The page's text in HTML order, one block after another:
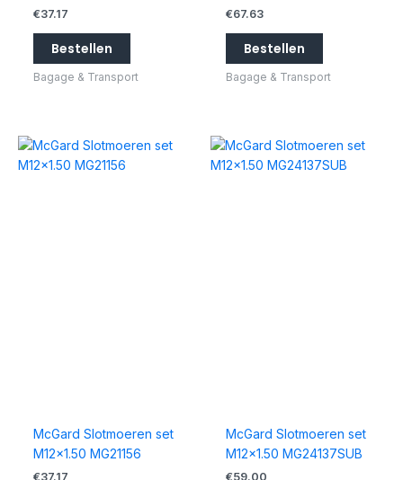
€37.17
Bestellen
Bagage & Transport
€67.63
Bestellen
Bagage & Transport
McGard Slotmoeren set
M12x1.50 MG21156
€37.17
McGard Slotmoeren set
M12x1.50 MG24137SUB
€59.00